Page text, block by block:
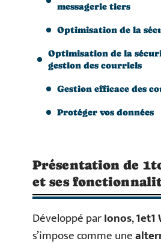
messagerie tiers
Optimisation de la
Optimisation de la
gestion des courriels
Gestion efficace des
Protéger vos données
Présentation de
et ses
Développé parIonos,1et1
s’impose comme une